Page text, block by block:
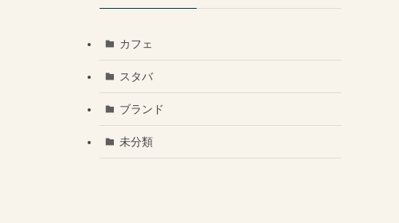
カフェ
スタバ
ブランド
未分類